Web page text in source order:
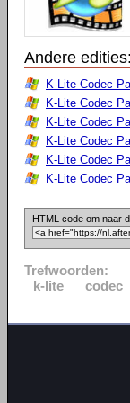
Andere edities:
K-Lite Codec
K-Lite Codec
K-Lite Codec
K-Lite Codec
K-Lite Codec
K-Lite Codec
HTML code om naar
Trefwoorden:
k-lite
codec